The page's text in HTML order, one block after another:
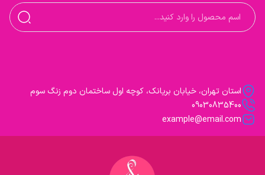
استان تهران، خیابان بریانک، کوچه اول ساختمان دوم زنگ سوم
09030835400
example@email.com